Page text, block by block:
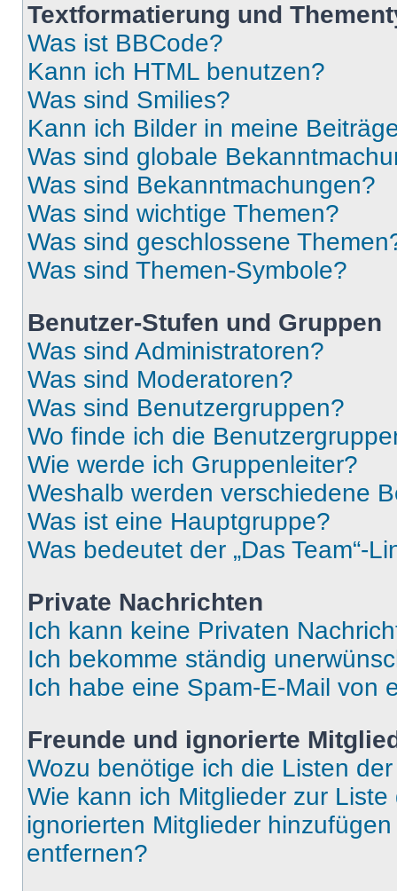
Textformatierung und
Was ist BBCode?
Kann ich HTML benutzen?
Was sind Smilies?
Kann ich Bilder in meine
Was sind globale
Was sind Bekanntmachungen?
Was sind wichtige Themen?
Was sind geschlossene
Was sind Themen-Symbole?
Benutzer-Stufen und Gruppen
Was sind Administratoren?
Was sind Moderatoren?
Was sind Benutzergruppen?
Wo finde ich die
Wie werde ich Gruppenleiter?
Weshalb werden verschiedene
Was ist eine Hauptgruppe?
Was bedeutet der „Das Team“-
Private Nachrichten
Ich kann keine Privaten
Ich bekomme ständig
Ich habe eine Spam-E-Mail von
Freunde und ignorierte
Wozu benötige ich die Listen
Wie kann ich Mitglieder zur
ignorierten Mitglieder
entfernen?